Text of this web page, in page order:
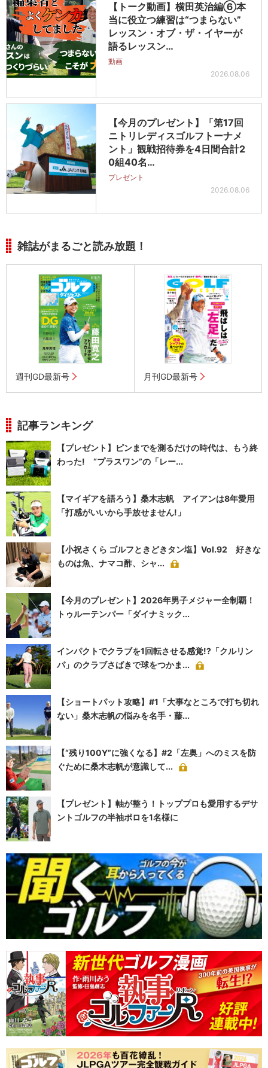
【トーク動画】横田英治編⑥本
当に役立つ練習は“つまらない”
レッスン・オブ・ザ・イヤーが
語るレッスン…
動画
2026.08.06
【今月のプレゼント】「第17回
ニトリレディスゴルフトーナメ
ント」観戦招待券を4日間合計2
0組40名…
プレゼント
2026.08.06
雑誌がまるごと読み放題！
週刊GD最新号 月刊GD最新号
記事ランキング
【プレゼント】ピンまでを測るだけの時代は、もう終
わった! “プラスワン”の「レー...
【マイギアを語ろう】桑木志帆 アイアンは8年愛用
「打感がいいから手放せません!」
【小祝さくら ゴルフときどきタン塩】Vol.92 好きな
ものは魚、ナマコ酢、シャ...
【今月のプレゼント】2026年男子メジャー全制覇！
トゥルーテンパー「ダイナミック...
インパクトでクラブを1回転させる感覚!?「クルリン
パ」のクラブさばきで球をつかま...
【ショートパット攻略】#1「大事なところで打ち切れ
ない」桑木志帆の悩みを名手・藤...
【“残り100Y”に強くなる】#2「左奥」へのミスを防
ぐために桑木志帆が意識して...
【プレゼント】軸が整う！トッププロも愛用するデサ
ントゴルフの半袖ポロを1名様に